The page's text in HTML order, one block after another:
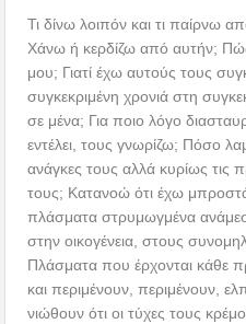
Τι δίνω λοιπόν και τι παίρνω
Χάνω ή κερδίζω από αυτήν;
μου; Γιατί έχω αυτούς τους
συγκεκριμένη χρονιά στη
σε μένα; Για ποιο λόγο
εντέλει, τους γνωρίζω; Πόσο
ανάγκες τους αλλά κυρίως τις
τους; Κατανοώ ότι έχω
πλάσματα στρυμωγμένα
στην οικογένεια, στους
Πλάσματα που έρχονται κάθε
και περιμένουν, περιμένουν,
νιώθουν ότι οι τύχες τους